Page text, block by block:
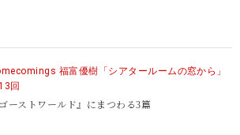
福富優樹「シアタールームの窓から」
回
ゴーストワールド』にまつわる3篇